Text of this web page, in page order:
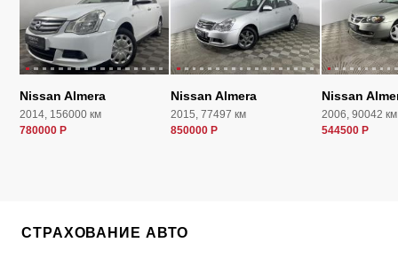
Nissan Almera
2014, 156000 км
780000 Р
Nissan Almera
2015, 77497 км
850000 Р
Nissan
2006, 90042 км
544500 Р
СТРАХОВАНИЕ АВТО